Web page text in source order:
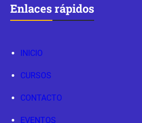
Enlaces rápidos
INICIO
CURSOS
CONTACTO
EVENTOS